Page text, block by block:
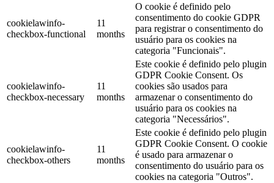
cookielawinfo-
checkbox-functional
11
months
O cookie é definido pelo
consentimento do cookie GDPR
para registrar o consentimento do
usuário para os cookies na
categoria "Funcionais".
cookielawinfo-
checkbox-necessary
11
months
Este cookie é definido pelo plugin
GDPR Cookie Consent. Os
cookies são usados ​​para
armazenar o consentimento do
usuário para os cookies na
categoria "Necessários".
cookielawinfo-
checkbox-others
11
months
Este cookie é definido pelo plugin
GDPR Cookie Consent. O cookie
é usado para armazenar o
consentimento do usuário para os
cookies na categoria "Outros".